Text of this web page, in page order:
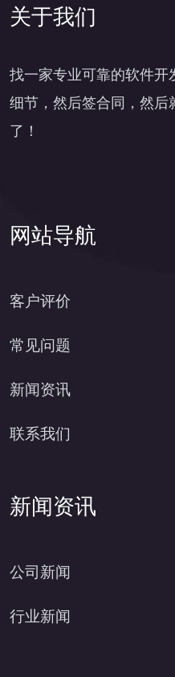
关于我们
找一家专业可靠的软件开
细节，然后签合同，然后
了！
网站导航
客户评价
常见问题
新闻资讯
联系我们
新闻资讯
公司新闻
行业新闻